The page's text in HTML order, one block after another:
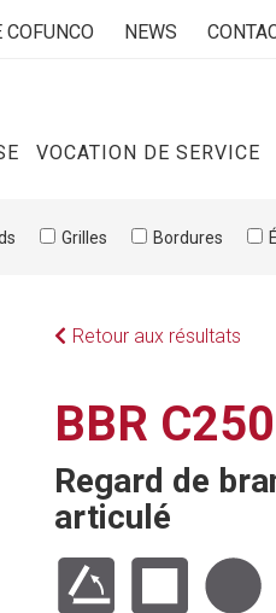
NEWS
VOCATION DE SERVICE
Grilles Bordures
Retour aux résultats
BBR C250
Regard de
articulé